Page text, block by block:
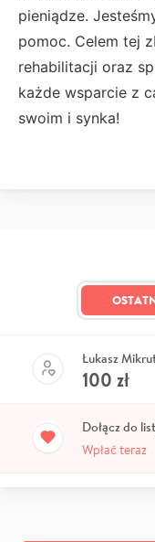
pieniądze.
pomoc. Celem tej
rehabilitacji oraz
każde wsparcie z
swoim i synka!
Łukasz
100 zł
Dołącz do
Wpłać teraz